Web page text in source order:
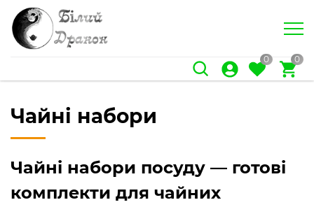
0 0
Чайні набори
Чайні набори посуду — готові
комплекти для чайних